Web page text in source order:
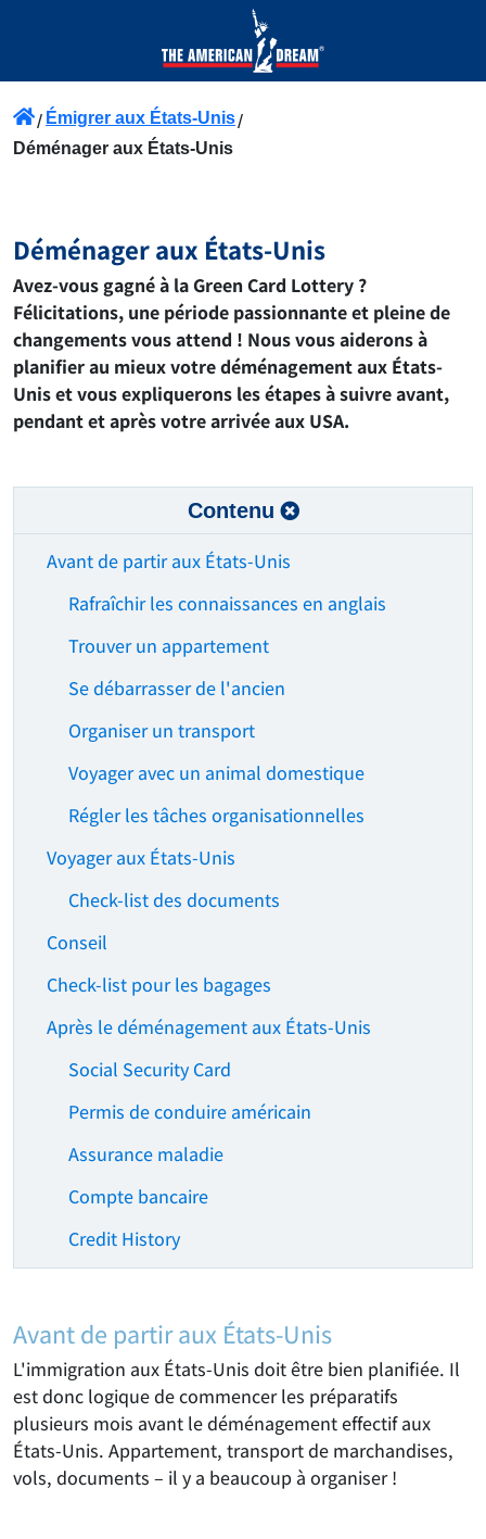
Émigrer aux États-Unis
Déménager aux États-Unis
Déménager aux États-Unis
Avez-vous gagné à la Green Card Lottery ?
Félicitations, une période passionnante et pleine de
changements vous attend ! Nous vous aiderons à
planifier au mieux votre déménagement aux États-
Unis et vous expliquerons les étapes à suivre avant,
pendant et après votre arrivée aux USA.
Contenu
Avant de partir aux États-Unis
Rafraîchir les connaissances en anglais
Trouver un appartement
Se débarrasser de l'ancien
Organiser un transport
Voyager avec un animal domestique
Régler les tâches organisationnelles
Voyager aux États-Unis
Check-list des documents
Conseil
Check-list pour les bagages
Après le déménagement aux États-Unis
Social Security Card
Permis de conduire américain
Assurance maladie
Compte bancaire
Credit History
Avant de partir aux États-Unis
L'immigration aux États-Unis doit être bien planifiée. Il
est donc logique de commencer les préparatifs
plusieurs mois avant le déménagement effectif aux
États-Unis. Appartement, transport de marchandises,
vols, documents – il y a beaucoup à organiser !